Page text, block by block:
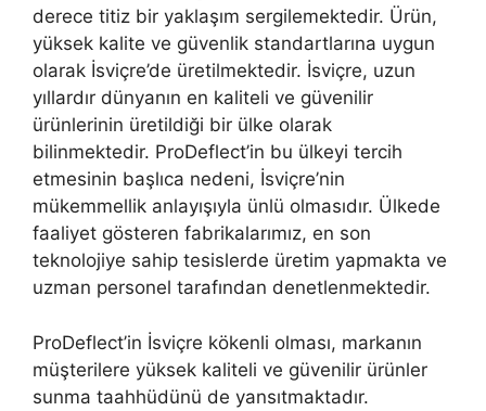
derece titiz bir yaklaşım sergilemektedir. Ürün,
yüksek kalite ve güvenlik standartlarına uygun
olarak İsviçre’de üretilmektedir. İsviçre, uzun
yıllardır dünyanın en kaliteli ve güvenilir
ürünlerinin üretildiği bir ülke olarak
bilinmektedir. ProDeflect’in bu ülkeyi tercih
etmesinin başlıca nedeni, İsviçre’nin
mükemmellik anlayışıyla ünlü olmasıdır. Ülkede
faaliyet gösteren fabrikalarımız, en son
teknolojiye sahip tesislerde üretim yapmakta ve
uzman personel tarafından denetlenmektedir.
ProDeflect’in İsviçre kökenli olması, markanın
müşterilere yüksek kaliteli ve güvenilir ürünler
sunma taahhüdünü de yansıtmaktadır.